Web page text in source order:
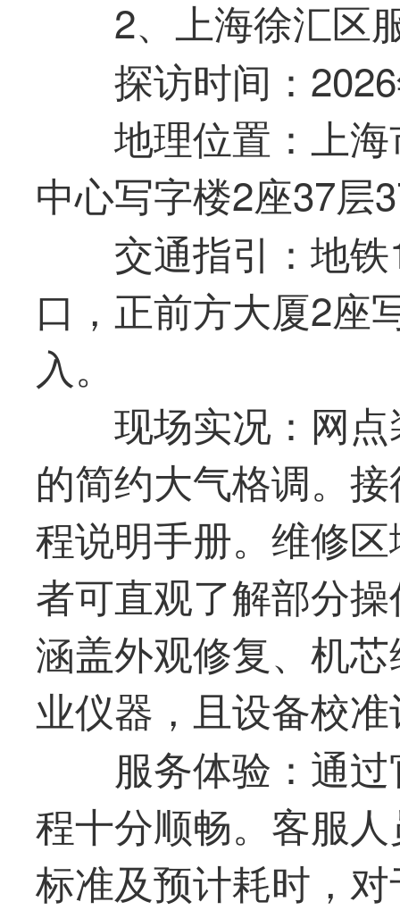
2、上海徐汇区
探访时间：
地理位置：上
中心写字楼2座37层
交通指引：地
口，正前方大厦2座
入。
现场实况：网
的简约大气格调。
程说明手册。维修
者可直观了解部分
涵盖外观修复、机
业仪器，且设备校
服务体验：通
程十分顺畅。客服
标准及预计耗时，